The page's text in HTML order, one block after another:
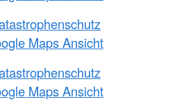
Maps Ansicht
Maps Ansicht